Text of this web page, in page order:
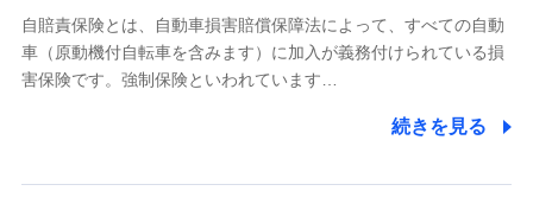
業務の委託
当社は利用目的の達成に必要な範囲内において個人情報の取
自賠責保険とは、自動車損害賠償保障法によって、すべての自動
車（原動機付自転車を含みます）に加入が義務付けられている損
害保険です。強制保険といわれています…
続きを見る